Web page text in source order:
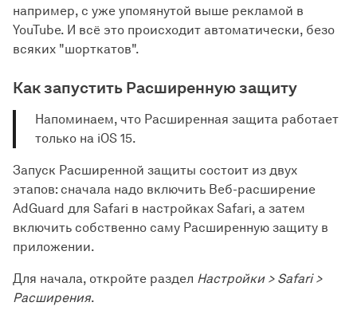
например, с уже упомянутой выше рекламой в
YouTube. И всё это происходит автоматически, безо
всяких "шорткатов".
Как запустить Расширенную защиту
Напоминаем, что Расширенная защита работает
только на iOS 15.
Запуск Расширенной защиты состоит из двух
этапов: сначала надо включить Веб-расширение
AdGuard для Safari в настройках Safari, а затем
включить собственно саму Расширенную защиту в
приложении.
Для начала, откройте раздел Настройки > Safari >
Расширения.